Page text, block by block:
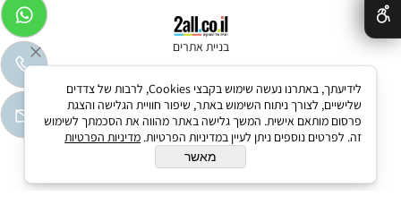
בניית אתרים
לידיעתך, באתרנו נעשה שימוש בקבצי Cookies, לרבות של צדדים
שלישיים, לצורך ניתוח השימוש באתר, שיפור חוויית הגלישה והצגת
פרסום מותאם אישית. המשך גלישה באתר מהווה את הסכמתך לשימוש
זה. לפרטים נוספים ניתן לעיין במדיניות הפרטיות. מדיניות הפרטיות
מאשר